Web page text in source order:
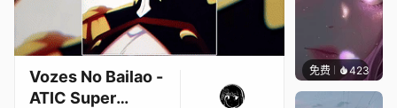
Vozes No Bailao -
ATIC Super
免费 423辰东